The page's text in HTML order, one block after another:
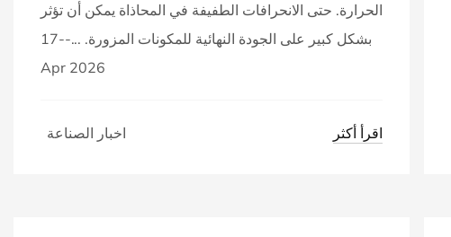
الحرارة. حتى الانحرافات الطفيفة في المحاذاة يمكن أن تؤثر
بشكل كبير على الجودة النهائية للمكونات المزورة. ...--17
Apr 2026
اخبار الصناعة اقرأ أكثر